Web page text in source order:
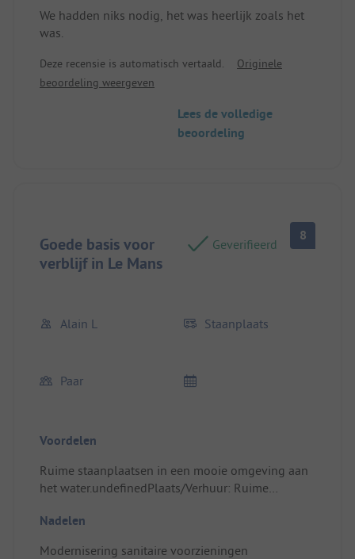
We hadden niks nodig, het was heerlijk zoals het
was.
Deze recensie is automatisch vertaald.
Originele
beoordeling weergeven
Lees de volledige
beoordeling
Goede basis voor
verblijf in Le Mans
Geverifieerd
8
Alain L Staanplaats
Paar
Voordelen
Ruime staanplaatsen in een mooie omgeving aan
het water.undefinedPlaats/Verhuur: Ruime
Nadelen
Modernisering sanitaire voorzieningen